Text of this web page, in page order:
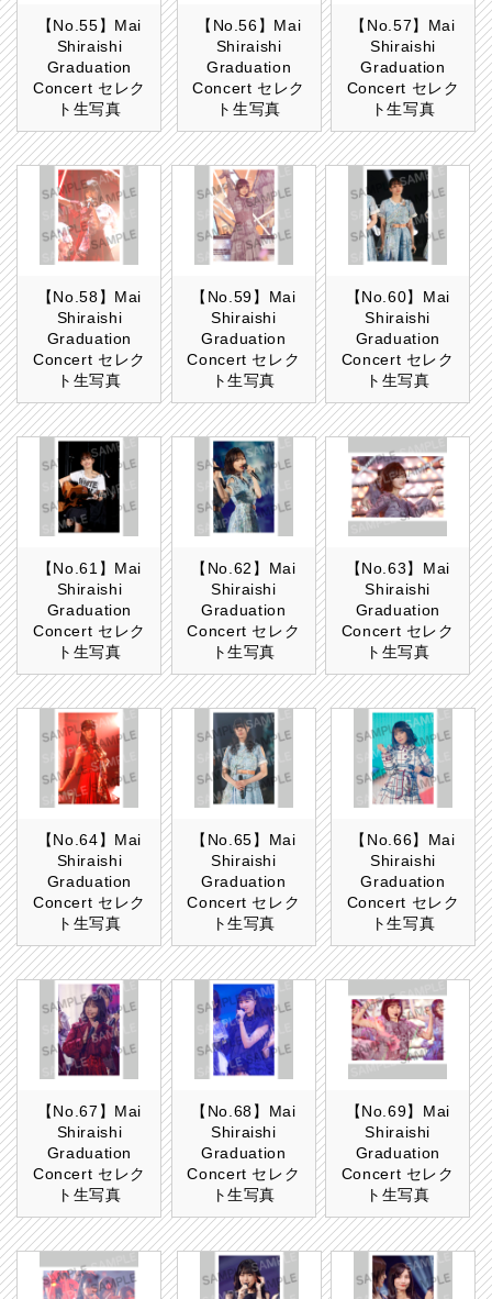
【No.55】Mai
Shiraishi
Graduation
Concert セレク
ト生写真
【No.56】Mai
Shiraishi
Graduation
Concert セレク
ト生写真
【No.57】Mai
Shiraishi
Graduation
Concert セレク
ト生写真
【No.58】Mai
Shiraishi
Graduation
Concert セレク
ト生写真
【No.59】Mai
Shiraishi
Graduation
Concert セレク
ト生写真
【No.60】Mai
Shiraishi
Graduation
Concert セレク
ト生写真
【No.61】Mai
Shiraishi
Graduation
Concert セレク
ト生写真
【No.62】Mai
Shiraishi
Graduation
Concert セレク
ト生写真
【No.63】Mai
Shiraishi
Graduation
Concert セレク
ト生写真
【No.64】Mai
Shiraishi
Graduation
Concert セレク
ト生写真
【No.65】Mai
Shiraishi
Graduation
Concert セレク
ト生写真
【No.66】Mai
Shiraishi
Graduation
Concert セレク
ト生写真
【No.67】Mai
Shiraishi
Graduation
Concert セレク
ト生写真
【No.68】Mai
Shiraishi
Graduation
Concert セレク
ト生写真
【No.69】Mai
Shiraishi
Graduation
Concert セレク
ト生写真